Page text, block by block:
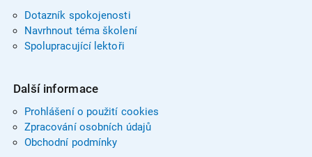
Dotazník spokojenosti
Navrhnout téma školení
Spolupracující lektoři
Další informace
Prohlášení o použití cookies
Zpracování osobních údajů
Obchodní podmínky